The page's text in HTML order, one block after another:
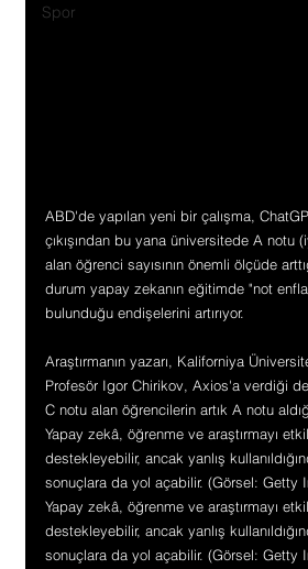
Spor
ABD'de yapılan yeni bir çalışma,
çıkışından bu yana üniversitede A notu
alan öğrenci sayısının önemli ölçüde
durum yapay zekanın eğitimde "not
bulunduğu endişelerini artırıyor.
Araştırmanın yazarı, Kaliforniya
Profesör Igor Chirikov, Axios'a verdiği
C notu alan öğrencilerin artık A notu
Yapay zekâ, öğrenme ve araştırmayı
destekleyebilir, ancak yanlış
sonuçlara da yol açabilir. (Görsel: Getty
Yapay zekâ, öğrenme ve araştırmayı
destekleyebilir, ancak yanlış
sonuçlara da yol açabilir. (Görsel: Getty